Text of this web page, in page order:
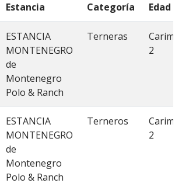
Estancia Categoría Edad
ESTANCIA
MONTENEGRO
de
Montenegro
Polo & Ranch
Terneras
2
ESTANCIA
MONTENEGRO
de
Montenegro
Polo & Ranch
Terneros
2